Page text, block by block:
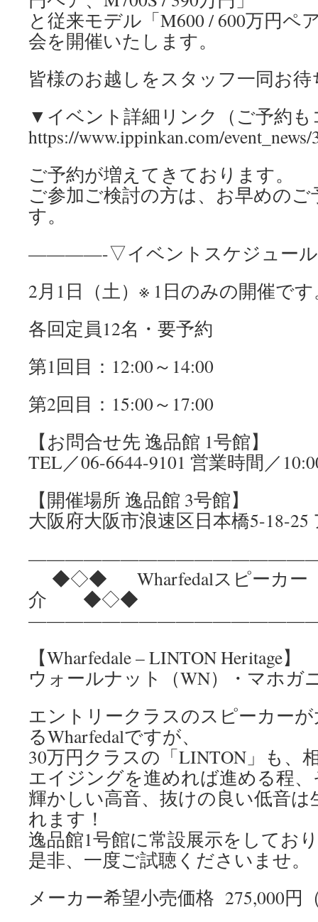
と従来モデル「M600 / 600万円ペ
会を開催いたします。
皆様のお越しをスタッフ一同お
▼イベント詳細リンク（ご予約も
https://www.ippinkan.com/
ご予約が増えてきております。
ご参加ご検討の方は、お早めの
す。
————-▽イベントスケジュ
2月1日（土）※ 1日のみの開催で
各回定員12名・要予約
第1回目：12:00～14:00
第2回目：15:00～17:00
【お問合せ先 逸品館 1号館】
TEL／06-6644-9101 営業時間／
【開催場所 逸品館 3号館】
大阪府大阪市浪速区日本橋5-18-25
◆◇◆ Wharfedalスピーカー
介 ◆◇◆
【Wharfedale – LINTON Heritage】
ウォールナット（WN）・マホガ
エントリークラスのスピーカー
るWharfedalですが、
30万円クラスの「LINTON」も、
エイジングを進めれば進める程
輝かしい高音、抜けの良い低音
れます！
逸品館1号館に常設展示をしてお
是非、一度ご試聴くださいませ。
メーカー希望小売価格 275,000円